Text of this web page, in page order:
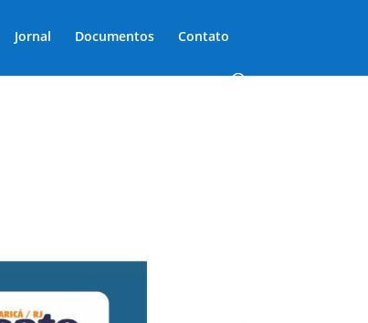
Jornal Documentos Contato